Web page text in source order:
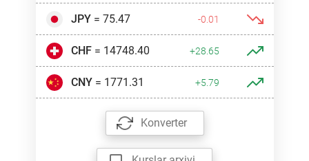
JPY= 75.47 -0.01
CHF= 14748.40 +28.65
CNY= 1771.31 +5.79
Konverter